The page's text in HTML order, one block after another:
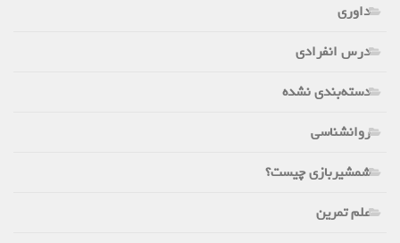
داوری
درس انفرادی
دسته‌بندی نشده
روانشناسی
شمشیربازی چیست؟
علم تمرین